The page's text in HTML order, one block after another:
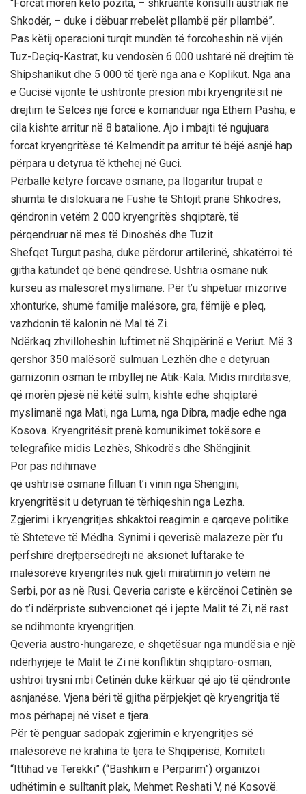
“Forcat morën këto pozita, – shkruante konsulli austriak në
Shkodër, – duke i dëbuar rrebelët pllambë për pllambë”.
Pas këtij operacioni turqit mundën të forcoheshin në vijën
Tuz-Deçiq-Kastrat, ku vendosën 6 000 ushtarë në drejtim të
Shipshanikut dhe 5 000 të tjerë nga ana e Koplikut. Nga ana
e Gucisë vijonte të ushtronte presion mbi kryengritësit në
drejtim të Selcës një forcë e komanduar nga Ethem Pasha, e
cila kishte arritur në 8 batalione. Ajo i mbajti të ngujuara
forcat kryengritëse të Kelmendit pa arritur të bëjë asnjë hap
përpara u detyrua të kthehej në Guci.
Përballë këtyre forcave osmane, pa llogaritur trupat e
shumta të dislokuara në Fushë të Shtojit pranë Shkodrës,
qëndronin vetëm 2 000 kryengritës shqiptarë, të
përqendruar në mes të Dinoshës dhe Tuzit.
Shefqet Turgut pasha, duke përdorur artilerinë, shkatërroi të
gjitha katundet që bënë qëndresë. Ushtria osmane nuk
kurseu as malësorët myslimanë. Për t’u shpëtuar mizorive
xhonturke, shumë familje malësore, gra, fëmijë e pleq,
vazhdonin të kalonin në Mal të Zi.
Ndërkaq zhvilloheshin luftimet në Shqipërinë e Veriut. Më 3
qershor 350 malësorë sulmuan Lezhën dhe e detyruan
garnizonin osman të mbyllej në Atik-Kala. Midis mirditasve,
që morën pjesë në këtë sulm, kishte edhe shqiptarë
myslimanë nga Mati, nga Luma, nga Dibra, madje edhe nga
Kosova. Kryengritësit prenë komunikimet tokësore e
telegrafike midis Lezhës, Shkodrës dhe Shëngjinit.
Por pas ndihmave
që ushtrisë osmane filluan t’i vinin nga Shëngjini,
kryengritësit u detyruan të tërhiqeshin nga Lezha.
Zgjerimi i kryengritjes shkaktoi reagimin e qarqeve politike
të Shteteve të Mëdha. Synimi i qeverisë malazeze për t’u
përfshirë drejtpërsëdrejti në aksionet luftarake të
malësorëve kryengritës nuk gjeti miratimin jo vetëm në
Serbi, por as në Rusi. Qeveria cariste e kërcënoi Cetinën se
do t’i ndërpriste subvencionet që i jepte Malit të Zi, në rast
se ndihmonte kryengritjen.
Qeveria austro-hungareze, e shqetësuar nga mundësia e një
ndërhyrjeje të Malit të Zi në konfliktin shqiptaro-osman,
ushtroi trysni mbi Cetinën duke kërkuar që ajo të qëndronte
asnjanëse. Vjena bëri të gjitha përpjekjet që kryengritja të
mos përhapej në viset e tjera.
Për të penguar sadopak zgjerimin e kryengritjes së
malësorëve në krahina të tjera të Shqipërisë, Komiteti
“Ittihad ve Terekki” (“Bashkim e Përparim”) organizoi
udhëtimin e sulltanit plak, Mehmet Reshati V, në Kosovë.